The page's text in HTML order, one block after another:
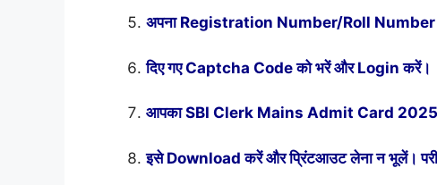
अपना Registration Number/Roll
दिए गए Captcha Code को भरें और Login करें।
आपका SBI Clerk Mains Admit Card 2025
इसे Download करें और प्रिंटआउट लेना न भूलें।